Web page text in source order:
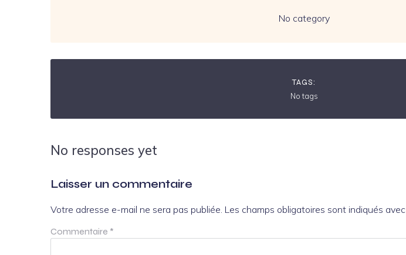
No category
TAGS:
No tags
No responses yet
Laisser un commentaire
Votre adresse e-mail ne sera pas publiée. Les champs obligatoires sont indiqués avec
Commentaire *